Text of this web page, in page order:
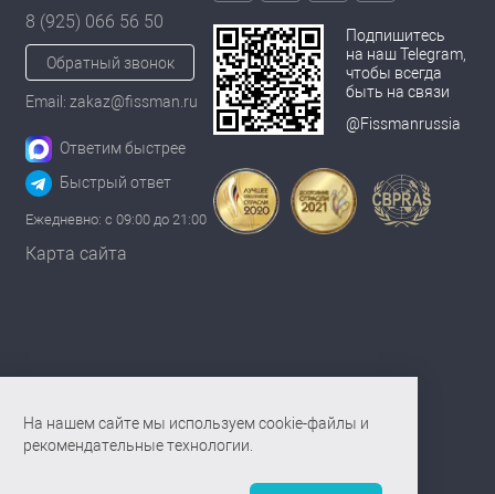
8 (925) 066 56 50
Обратный звонок
Email: zakaz@fissman.ru
Ответим быстрее
Быстрый ответ
Ежедневно: с 09:00 до 21:00
Карта сайта
Подпишитесь
на наш Telegram,
чтобы всегда
быть на связи
@Fissmanrussia
На нашем сайте мы используем cookie-файлы и
рекомендательные технологии.